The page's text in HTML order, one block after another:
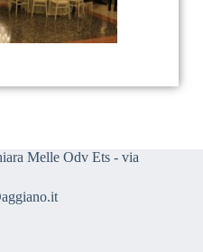
Melle Odv Ets - via